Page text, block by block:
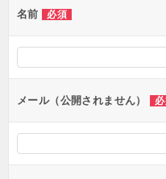
ー
シ
ョ
ン
名前 必須
メール（公開されません）